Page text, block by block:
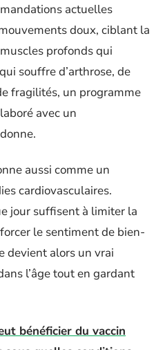
actuelles
doux, ciblant la
profonds qui
souffre d’arthrose, de
fragilités, un programme
avec un
aussi comme un
cardiovasculaires.
jour suffisent à limiter la
le sentiment de bien-
devient alors un vrai
l’âge tout en gardant
bénéficier du vaccin